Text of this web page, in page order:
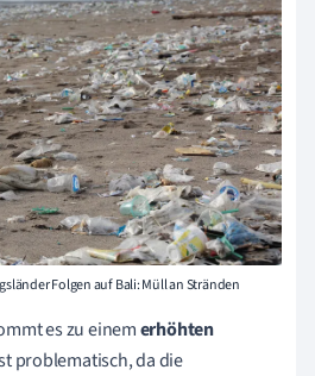
Folgen auf Bali: Müll an Stränden
es zu einemerhöhten
problematisch, da die